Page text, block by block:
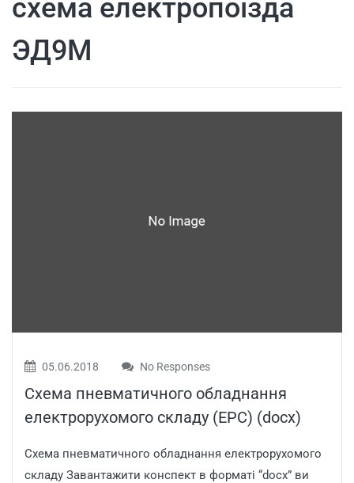
схема електропоїзда
ЭД9М
05.06.2018 No Responses
Схема пневматичного обладнання
електрорухомого складу (ЕРС) (docx)
Схема пневматичного обладнання електрорухомого
складу Завантажити конспект в форматі “docx” ви